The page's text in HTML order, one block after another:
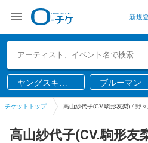
新規
ヤングスキニ
ー
ブルーマン
チケットトップ 高山紗代子(CV.駒形友梨) / 野
高山紗代子(CV.駒形友